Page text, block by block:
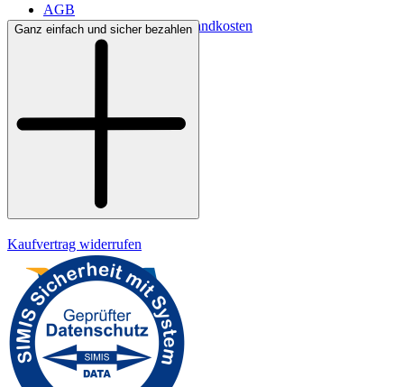
AGB
Lieferbedingungen & Versandkosten
Bezahlung
Ganz einfach und sicher bezahlen
Kaufvertrag widerrufen